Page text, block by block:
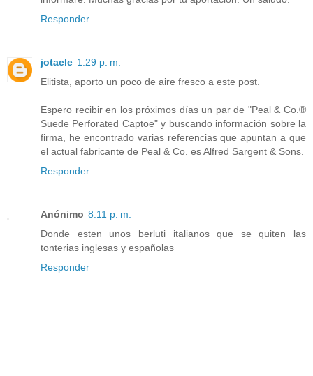
Responder
jotaele 1:29 p. m.
Elitista, aporto un poco de aire fresco a este post.
Espero recibir en los próximos días un par de "Peal & Co.®
Suede Perforated Captoe" y buscando información sobre la
firma, he encontrado varias referencias que apuntan a que
el actual fabricante de Peal & Co. es Alfred Sargent & Sons.
Responder
Anónimo 8:11 p. m.
Donde esten unos berluti italianos que se quiten las
tonterias inglesas y españolas
Responder